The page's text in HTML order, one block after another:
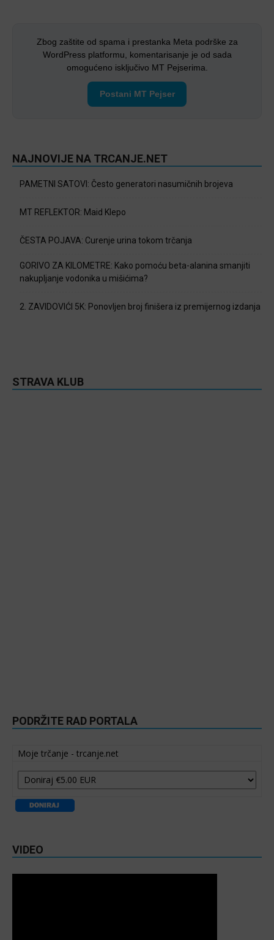
Zbog zaštite od spama i prestanka Meta podrške za
WordPress platformu, komentarisanje je od sada
omogućeno isključivo MT Pejserima.
Postani MT Pejser
NAJNOVIJE NA TRCANJE.NET
PAMETNI SATOVI: Često generatori nasumičnih brojeva
MT REFLEKTOR: Maid Klepo
ČESTA POJAVA: Curenje urina tokom trčanja
GORIVO ZA KILOMETRE: Kako pomoću beta-alanina smanjiti
nakupljanje vodonika u mišićima?
2. ZAVIDOVIĆI 5K: Ponovljen broj finišera iz premijernog izdanja
STRAVA KLUB
PODRŽITE RAD PORTALA
Moje trčanje - trcanje.net
VIDEO